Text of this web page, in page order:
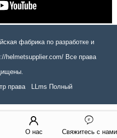
фабрика по разработке и
helmetsupplier.com/ Все права
права LLms Полный
О нас Свяжитесь с нами